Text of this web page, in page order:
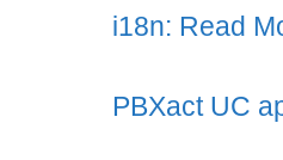
i18n: Read
PBXact UC